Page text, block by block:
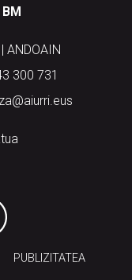
ANDOAIN
300 731
PUBLIZITATEA